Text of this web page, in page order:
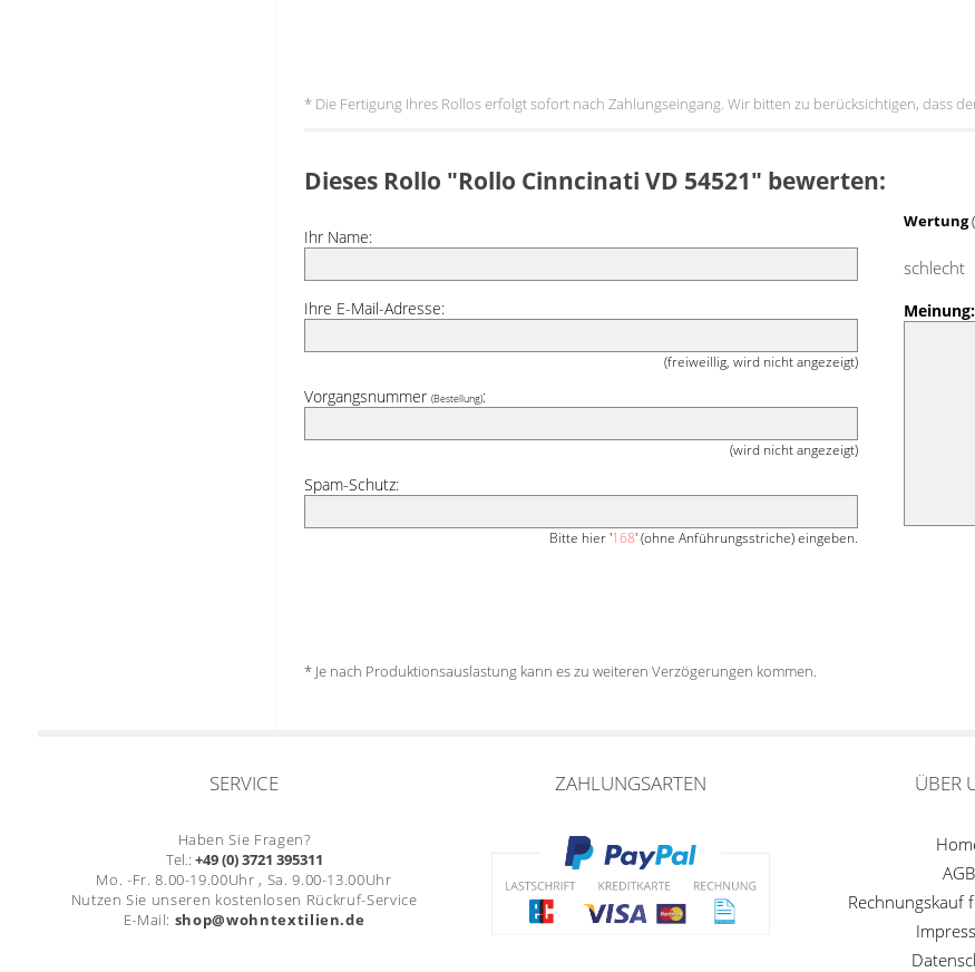
* Die Fertigung Ihres Rollos erfolgt sofort nach Zahlungseingang. Wir bitten zu berücksichtigen, dass
Dieses Rollo "Rollo Cinncinati VD 54521" bewerten:
Ihr Name:
Ihre E-Mail-Adresse:
(freiweillig, wird nicht angezeigt)
Vorgangsnummer(Bestellung):
(wird nicht angezeigt)
Spam-Schutz:
Bitte hier '168' (ohne Anführungsstriche) eingeben.
Wertung
schlecht
Meinung:
* Je nach Produktionsauslastung kann es zu weiteren Verzögerungen kommen.
SERVICE
Haben Sie Fragen?
Tel.: +49 (0) 3721 395311
Mo. -Fr. 8.00-19.00Uhr , Sa. 9.00-13.00Uhr
Nutzen Sie unseren kostenlosen Rückruf-Service
E-Mail: shop@wohntextilien.de
ZAHLUNGSARTEN ÜBER
AGB
Rechnungskauf